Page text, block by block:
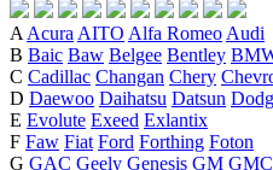
A Acura AITO Alfa Romeo Audi
B Baic Baw Belgee Bentley
C Cadillac Changan Chery
D Daewoo Daihatsu Datsun
E Evolute Exeed Exlantix
F Faw Fiat Ford Forthing Foton
G GAC Geely Genesis GM GMC